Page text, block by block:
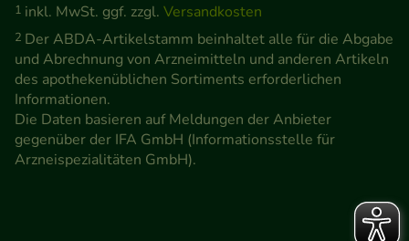
1 inkl. MwSt. ggf. zzgl. Versandkosten
2 Der ABDA-Artikelstamm beinhaltet alle für die Abgabe
und Abrechnung von Arzneimitteln und anderen Artikeln
des apothekenüblichen Sortiments erforderlichen
Informationen.
Die Daten basieren auf Meldungen der Anbieter
gegenüber der IFA GmbH (Informationsstelle für
Arzneispezialitäten GmbH).